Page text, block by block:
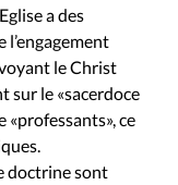
a des
l’engagement
le Christ
sur le «sacerdoce
«professants», ce
doctrine sont